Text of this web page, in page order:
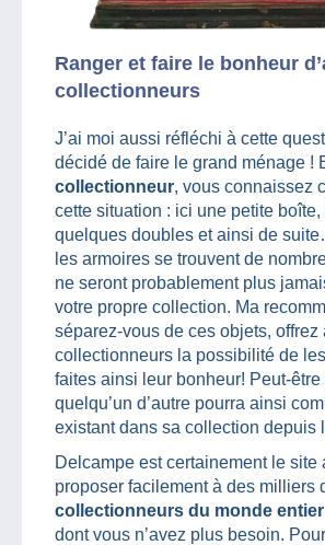
Ranger et faire le bonheur
collectionneurs
J’ai moi aussi réfléchi à cette
décidé de faire le grand ménage !
collectionneur, vous connaissez
cette situation : ici une petite boîte,
quelques doubles et ainsi de
les armoires se trouvent de
ne seront probablement plus
votre propre collection. Ma
séparez-vous de ces objets, offrez
collectionneurs la possibilité de
faites ainsi leur bonheur! Peut-être
quelqu’un d’autre pourra ainsi
existant dans sa collection depuis
Delcampe est certainement le site
proposer facilement à des milliers
collectionneurs du monde entier
dont vous n’avez plus besoin.